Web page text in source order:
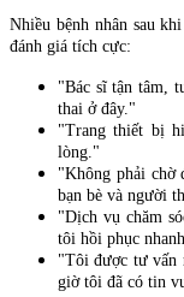
Nhiều bệnh nhân sau
đánh giá tích cực:
"Bác sĩ tận tâm,
thai ở đây."
"Trang thiết bị
lòng."
"Không phải chờ
bạn bè và người
"Dịch vụ chăm
tôi hồi phục
"Tôi được tư vấn
giờ tôi đã có tin